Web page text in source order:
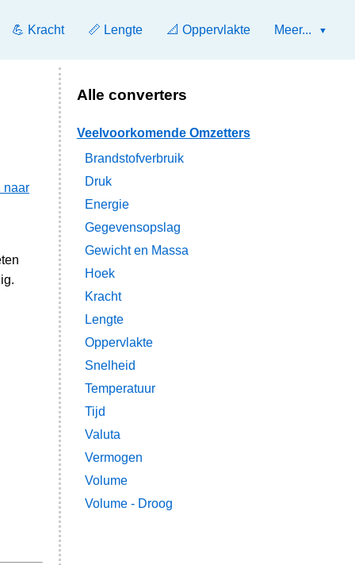
💪 Kracht 📏 Lengte 📐 Oppervlakte Meer...
naar
Alle converters
Veelvoorkomende Omzetters
Brandstofverbruik
Druk
Energie
Gegevensopslag
Gewicht en Massa
Hoek
Kracht
Lengte
Oppervlakte
Snelheid
Temperatuur
Tijd
Valuta
Vermogen
Volume
Volume - Droog